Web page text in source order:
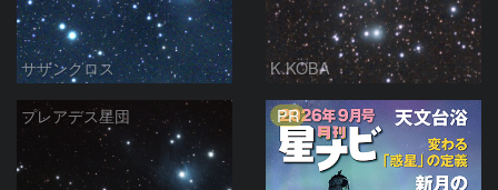
サザンクロス K.KOBA
プレアデス星団 PR